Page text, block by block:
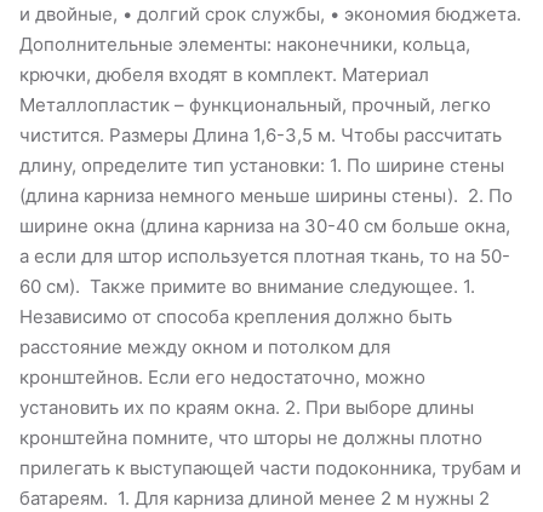
и двойные, • долгий срок службы, • экономия бюджета.
Дополнительные элементы: наконечники, кольца,
крючки, дюбеля входят в комплект. Материал
Металлопластик – функциональный, прочный, легко
чистится. Размеры Длина 1,6-3,5 м. Чтобы рассчитать
длину, определите тип установки: 1. По ширине стены
(длина карниза немного меньше ширины стены). 2. По
ширине окна (длина карниза на 30-40 см больше окна,
а если для штор используется плотная ткань, то на 50-
60 см). Также примите во внимание следующее. 1.
Независимо от способа крепления должно быть
расстояние между окном и потолком для
кронштейнов. Если его недостаточно, можно
установить их по краям окна. 2. При выборе длины
кронштейна помните, что шторы не должны плотно
прилегать к выступающей части подоконника, трубам и
батареям. 1. Для карниза длиной менее 2 м нужны 2